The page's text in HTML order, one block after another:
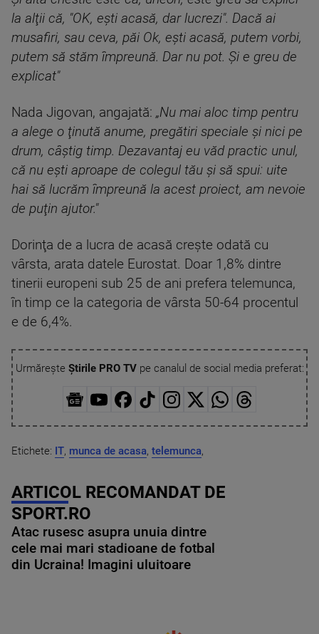
la alţii că, "OK, eşti acasă, dar lucrezi". Dacă ai
musafiri, sau ceva, păi Ok, eşti acasă, putem vorbi,
putem să stăm împreună. Dar nu pot. Şi e greu de
explicat"
Nada Jigovan, angajată: „Nu mai aloc timp pentru
a alege o ţinută anume, pregătiri speciale şi nici pe
drum, câştig timp. Dezavantaj eu văd practic unul,
că nu eşti aproape de colegul tău şi să spui: uite
hai să lucrăm împreună la acest proiect, am nevoie
de puţin ajutor."
Dorinţa de a lucra de acasă creşte odată cu
vârsta, arata datele Eurostat. Doar 1,8% dintre
tinerii europeni sub 25 de ani prefera telemunca,
în timp ce la categoria de vârsta 50-64 procentul
e de 6,4%.
Urmărește Știrile PRO TVpe canalul de social media preferat:
Etichete: IT, munca de acasa, telemunca,
ARTICOL RECOMANDAT DE
SPORT.RO
Atac rusesc asupra unuia dintre
cele mai mari stadioane de fotbal
din Ucraina! Imagini uluitoare